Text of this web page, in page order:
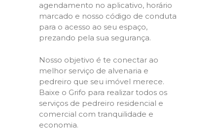
agendamento no aplicativo, horário
marcado e nosso código de conduta
para o acesso ao seu espaço,
prezando pela sua segurança.
Nosso objetivo é te conectar ao
melhor serviço de alvenaria e
pedreiro que seu imóvel merece.
Baixe o Grifo para realizar todos os
serviços de pedreiro residencial e
comercial com tranquilidade e
economia.